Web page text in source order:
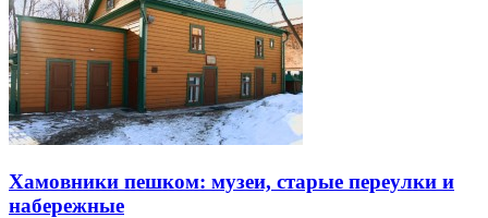
Хамовники пешком: музеи, старые переулки и
набережные